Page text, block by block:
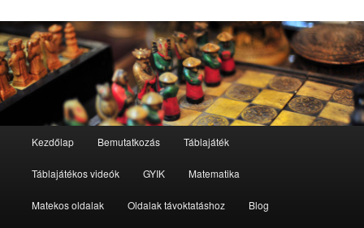
Tovább
az
elsődleges
Kezdőlap Bemutatkozás Táblajáték
Táblajátékos videók GYIK Matematika
Matekos oldalak Oldalak távoktatáshoz Blog